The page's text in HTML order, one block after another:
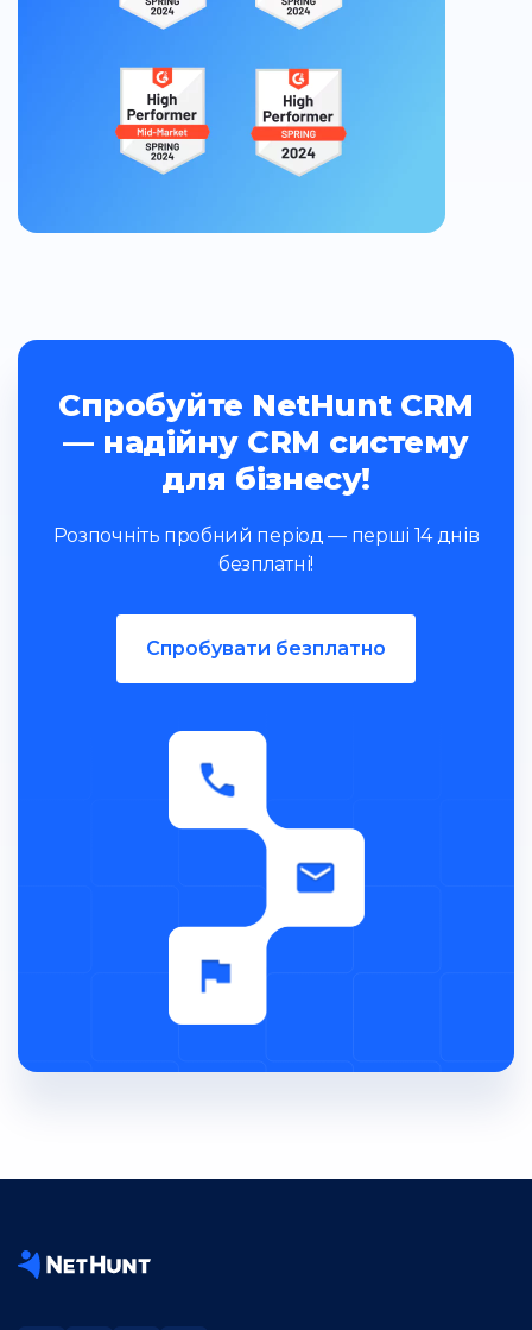
Спробуйте NetHunt CRM
— надійну CRM систему
для бізнесу!
Розпочніть пробний період — перші 14 днів
безплатні!
Спробувати безплатно